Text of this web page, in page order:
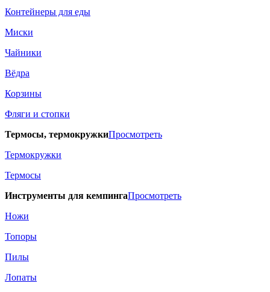
Контейнеры для еды
Миски
Чайники
Вёдра
Корзины
Фляги и стопки
Термосы, термокружкиПросмотреть
Термокружки
Термосы
Инструменты для кемпингаПросмотреть
Ножи
Топоры
Пилы
Лопаты